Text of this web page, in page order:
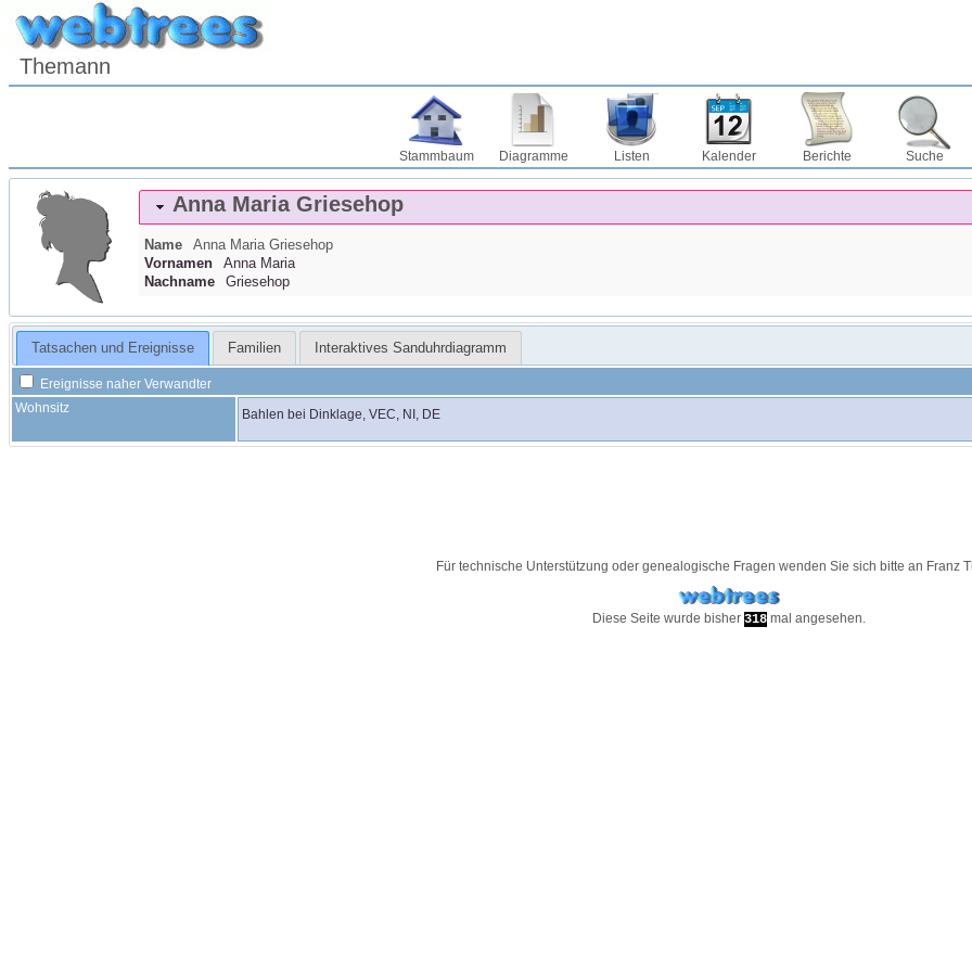
Themann
Stammbaum Diagramme Listen Kalender Berichte Suche
Anna Maria Griesehop
Name Anna Maria Griesehop
Vornamen
Anna Maria
Nachname
Griesehop
Tatsachen und Ereignisse Familien Interaktives Sanduhrdiagramm
Ereignisse naher Verwandter
Wohnsitz
Bahlen bei Dinklage, VEC, NI, DE
Für technische Unterstützung oder genealogische Fragen wenden Sie sich bitte an Franz
Diese Seite wurde bisher 318 mal angesehen.